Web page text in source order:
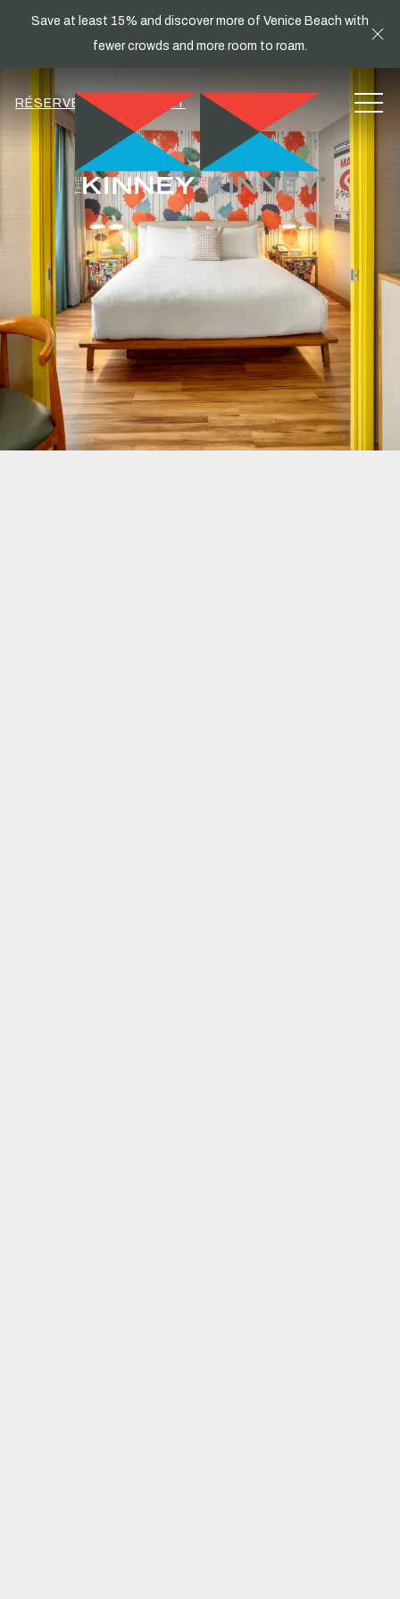
Save at least 15% and discover more of Venice Beach with
fewer crowds and more room to roam.
RÉSERVEZ MAINTENANT